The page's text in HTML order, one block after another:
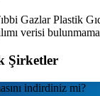
Gazlar Plastik
verisi
Şirketler
indirdiniz mi?